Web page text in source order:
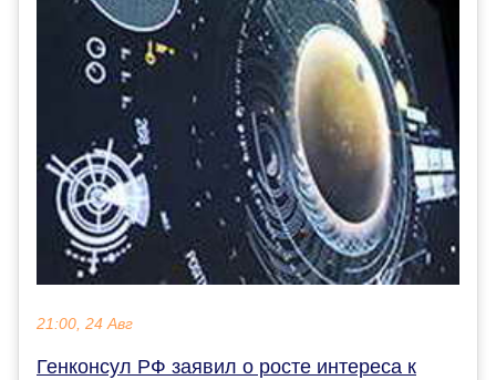
21:00, 24 Авг
Генконсул РФ заявил о росте интереса к